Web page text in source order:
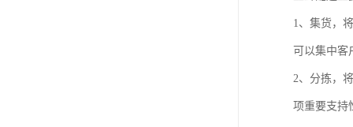
1、集货，
可以集中客
2、分拣，
项重要支持